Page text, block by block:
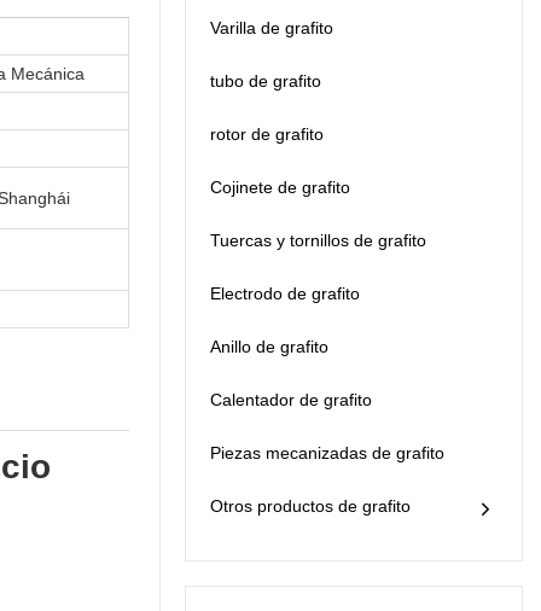
Mecánica
fuente confiable.
Varilla de grafito
tubo de grafito
rotor de grafito
Cojinete de grafito
Tuercas y tornillos de grafito
Electrodo de grafito
Anillo de grafito
Calentador de grafito
Piezas mecanizadas de grafito
Otros productos de grafito